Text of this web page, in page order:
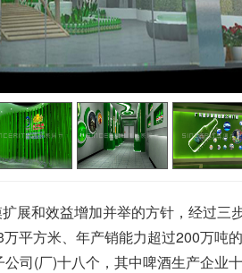
和效益增加并举的方针，经过三
平方米、年产销能力超过200万吨
司(厂)十八个，其中啤酒生产企业